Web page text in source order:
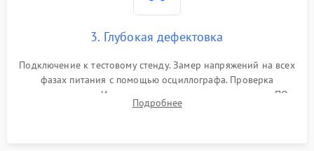
3. Глубокая дефектовка
Подключение к тестовому стенду. Замер напряжений на всех
фазах питания с помощью осциллографа. Проверка
инициализации. Использование специализированного ПО
MATS
Подробнее